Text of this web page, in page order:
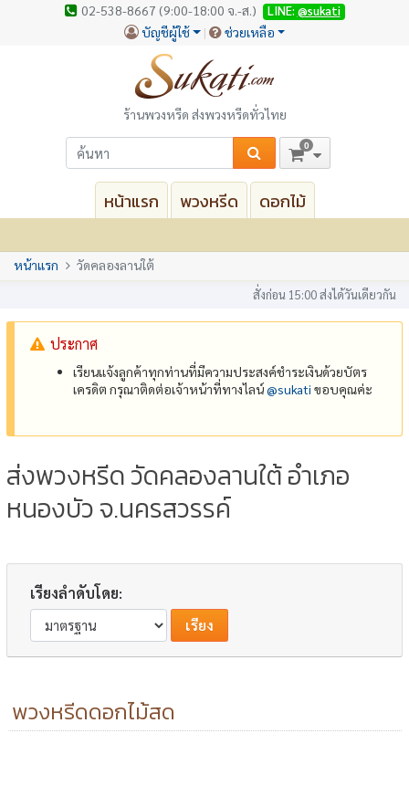
02-538-8667 (9:00-18:00 จ.-ส.) LINE: @sukati
บัญชีผู้ใช้ ช่วยเหลือ
ร้านพวงหรีด ส่งพวงหรีดทั่วไทย
0
หน้าแรก พวงหรีด ดอกไม้
หน้าแรก วัดคลองลานใต้
สั่งก่อน 15:00 ส่งได้วันเดียวกัน
ประกาศ
เรียนแจ้งลูกค้าทุกท่านที่มีความประสงค์ชำระเงินด้วยบัตร
เครดิต กรุณาติดต่อเจ้าหน้าที่ทางไลน์@‌sukati ขอบคุณค่ะ
ส่งพวงหรีด วัดคลองลานใต้ อำเภอ
หนองบัว จ.นครสวรรค์
เรียงลำดับโดย:
พวงหรีดดอกไม้สด